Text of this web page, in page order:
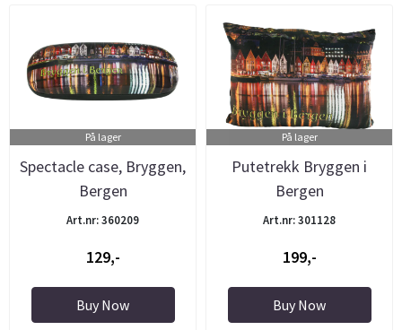
På lager
Spectacle case, Bryggen,
Bergen
Art.nr: 360209
129,-
Buy Now
På lager
Putetrekk Bryggen i
Bergen
Art.nr: 301128
199,-
Buy Now